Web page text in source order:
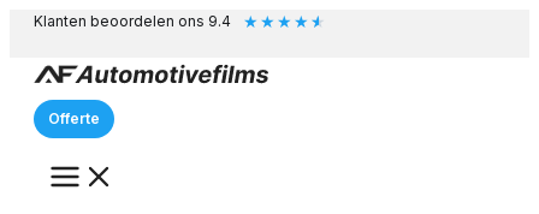
inhoud
Klanten beoordelen ons 9.4 ★★★★★
Offerte